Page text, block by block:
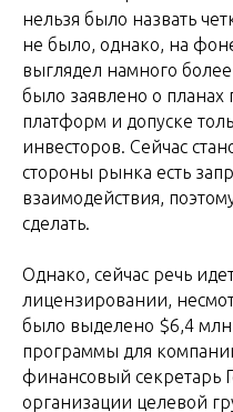
нельзя было назвать
не было, однако, на
выглядел намного
было заявлено о
платформ и допуске
инвесторов. Сейчас
стороны рынка есть
взаимодействия,
сделать.
Однако, сейчас речь
лицензировании,
было выделено $6,4
программы для
финансовый секретарь
организации целевой